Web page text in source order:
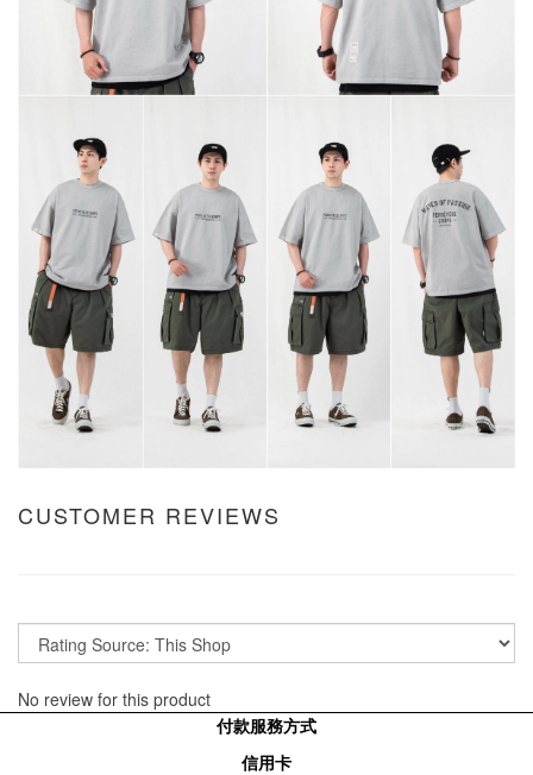
CUSTOMER REVIEWS
No review for this product
付款服務方式
信用卡